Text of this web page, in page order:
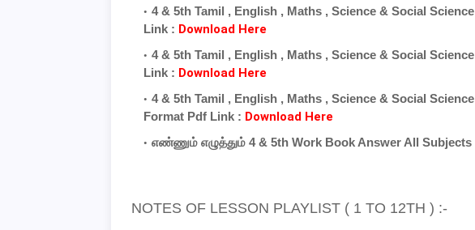
4 & 5th Tamil , English , Maths , Science & Social Science
Link : Download Here
4 & 5th Tamil , English , Maths , Science & Social Science
Link : Download Here
4 & 5th Tamil , English , Maths , Science & Social Science
Format Pdf Link : Download Here
எண்ணும் எழுத்தும் 4 & 5th Work Book Answer All Subjects
NOTES OF LESSON PLAYLIST ( 1 TO 12TH ) :-